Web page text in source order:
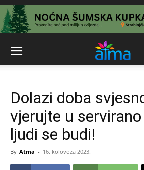
Dolazi doba
vjerujte u
ljudi se budi!
By Atma - 16. kolovoza 2023.